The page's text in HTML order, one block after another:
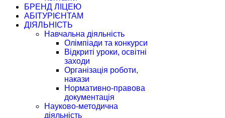
БРЕНД ЛІЦЕЮ
АБІТУРІЄНТАМ
ДІЯЛЬНІСТЬ
Навчальна діяльність
Олімпіади та конкурси
Відкриті уроки, освітні
заходи
Організація роботи,
накази
Нормативно-правова
документація
Науково-методична
діяльність